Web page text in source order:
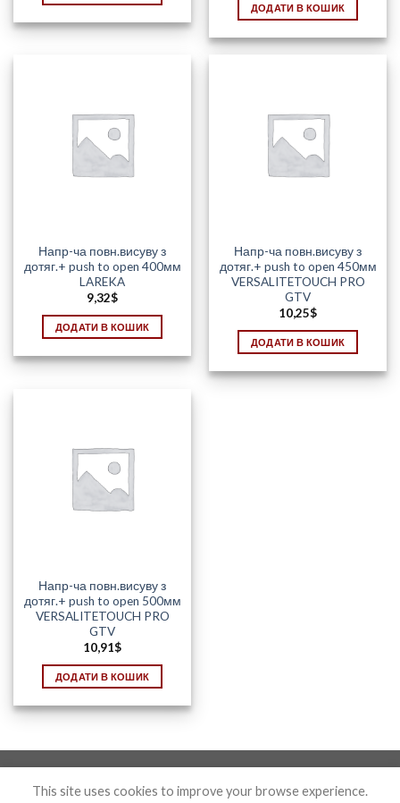
ДОДАТИ В КОШИК
Напр-ча повн.висуву з
дотяг.+ push to open 400мм
LAREKA
9,32$
ДОДАТИ В КОШИК
Напр-ча повн.висуву з
дотяг.+ push to open 450мм
VERSALITETOUCH PRO
GTV
10,25$
ДОДАТИ В КОШИК
Напр-ча повн.висуву з
дотяг.+ push to open 500мм
VERSALITETOUCH PRO
GTV
10,91$
ДОДАТИ В КОШИК
This site uses cookies to improve your browse experience.